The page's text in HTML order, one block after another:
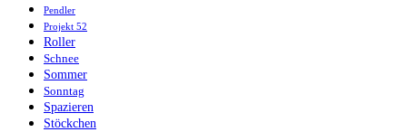
Pendler
Projekt 52
Roller
Schnee
Sommer
Sonntag
Spazieren
Stöckchen